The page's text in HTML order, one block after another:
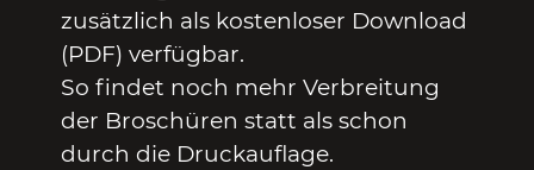
zusätzlich als kostenloser Download
(PDF) verfügbar.
So findet noch mehr Verbreitung
der Broschüren statt als schon
durch die Druckauflage.